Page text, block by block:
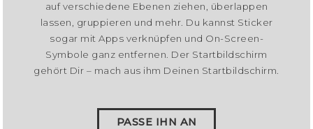
auf verschiedene Ebenen ziehen, überlappen
lassen, gruppieren und mehr. Du kannst Sticker
sogar mit Apps verknüpfen und On-Screen-
Symbole ganz entfernen. Der Startbildschirm
gehört Dir – mach aus ihm Deinen Startbildschirm.
PASSE IHN AN